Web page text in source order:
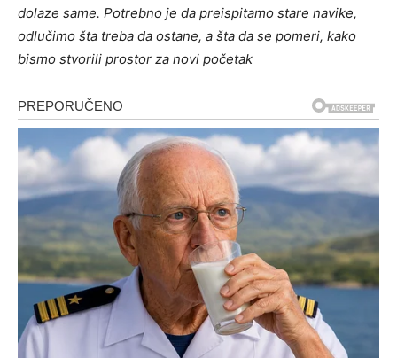
dolaze same. Potrebno je da preispitamo stare navike,
odlučimo šta treba da ostane, a šta da se pomeri, kako
bismo stvorili prostor za novi početak